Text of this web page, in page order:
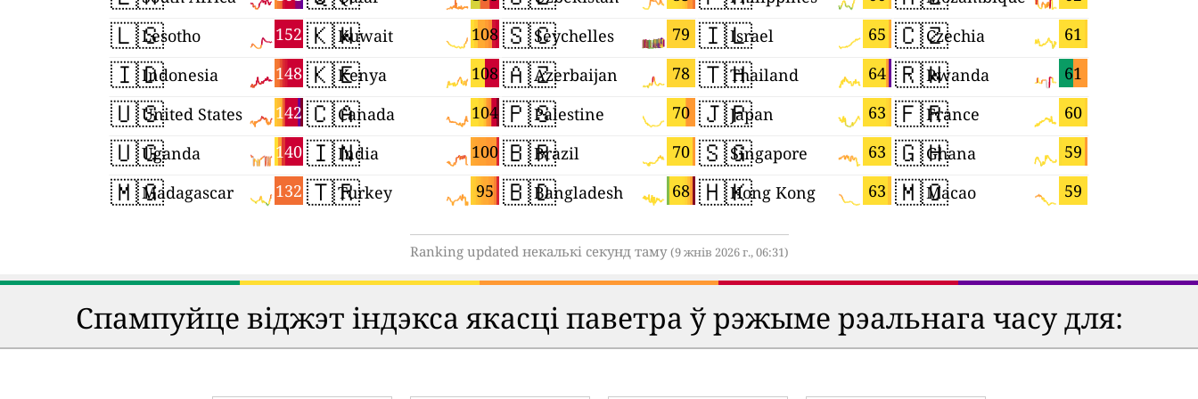
🇱🇸 152
Lesotho
🇮🇩 148
Indonesia
🇺🇸 142
United States
🇺🇬 140
Uganda
🇲🇬 132
Madagascar
🇰🇼 108
Kuwait
🇰🇪 108
Kenya
🇨🇦 104
Canada
🇮🇳 100
India
🇹🇷 95
Turkey
🇸🇨 79
Seychelles
🇦🇿 78
Azerbaijan
🇵🇸 70
Palestine
🇧🇷 70
Brazil
🇧🇩 68
Bangladesh
🇮🇱 65
Israel
🇹🇭 64
Thailand
🇯🇵 63
Japan
🇸🇬 63
Singapore
🇭🇰 63
Hong Kong
🇨🇿 61
Czechia
🇷🇼 61
Rwanda
🇫🇷 60
France
🇬🇭 59
Ghana
🇲🇴 59
Macao
Ranking updated некалькі секунд таму(9 жнів 2026 г., 06:31)
Спампуйце віджэт індэкса якасці паветра ў рэжыме рэальнага часу для: